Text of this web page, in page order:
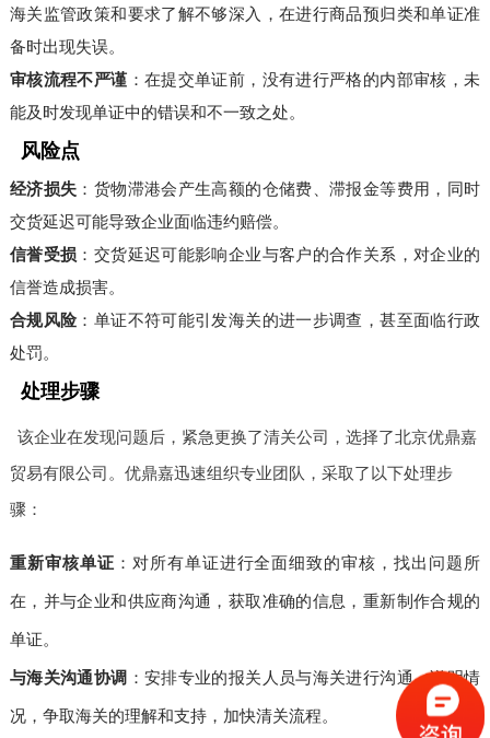
海关监管政策和要求了解不够深入，在进行商品预归类和单证准
备时出现失误。
审核流程不严谨 ：在提交单证前，没有进行严格的内部审核，未
能及时发现单证中的错误和不一致之处。
风险点
经济损失 ：货物滞港会产生高额的仓储费、滞报金等费用，同时
交货延迟可能导致企业面临违约赔偿。
信誉受损 ：交货延迟可能影响企业与客户的合作关系，对企业的
信誉造成损害。
合规风险：单证不符可能引发海关的进一步调查，甚至面临行政
处罚。
处理步骤
该企业在发现问题后，紧急更换了清关公司，选择了北京优鼎嘉
贸易有限公司。优鼎嘉迅速组织专业团队，采取了以下处理步
骤：
重新审核单证 ：对所有单证进行全面细致的审核，找出问题所
在，并与企业和供应商沟通，获取准确的信息，重新制作合规的
单证。
与海关沟通协调 ：安排专业的报关人员与海关进行沟通，说明情
况，争取海关的理解和支持，加快清关流程。